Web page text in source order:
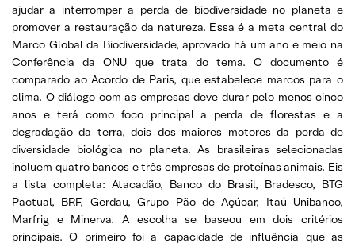
ajudar a interromper a perda de biodiversidade no planeta e
promover a restauração da natureza. Essa é a meta central do
Marco Global da Biodiversidade, aprovado há um ano e meio na
Conferência da ONU que trata do tema. O documento é
comparado ao Acordo de Paris, que estabelece marcos para o
clima. O diálogo com as empresas deve durar pelo menos cinco
anos e terá como foco principal a perda de florestas e a
degradação da terra, dois dos maiores motores da perda de
diversidade biológica no planeta. As brasileiras selecionadas
incluem quatro bancos e três empresas de proteínas animais. Eis
a lista completa: Atacadão, Banco do Brasil, Bradesco, BTG
Pactual, BRF, Gerdau, Grupo Pão de Açúcar, Itaú Unibanco,
Marfrig e Minerva. A escolha se baseou em dois critérios
principais. O primeiro foi a capacidade de influência que as